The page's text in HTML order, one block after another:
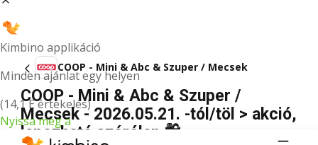
Kimbino applikáció
Minden ajánlat egy helyen
(14,1 E értékelés)
Nyissa meg a
COOP - Mini & Abc & Szuper / Mecsek
COOP - Mini & Abc & Szuper /
Mecsek - 2026.05.21. -tól/töl > akció,
lapozható szórólap 🛍️